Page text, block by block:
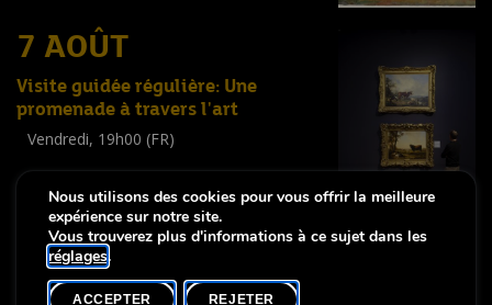
7 AOÛT
Visite guidée régulière: Une
promenade à travers l'art
Vendredi, 19h00 (FR)
Tout public )
Notice légale-
Nous utilisons des cookies pour vous offrir la meilleure
expérience sur notre site.
Vous trouverez plus d'informations à ce sujet dans les
réglages.
ACCEPTER REJETER